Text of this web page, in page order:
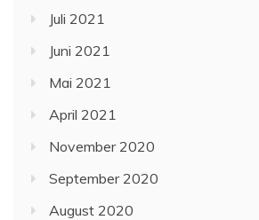
Juli 2021
Juni 2021
Mai 2021
April 2021
November 2020
September 2020
August 2020